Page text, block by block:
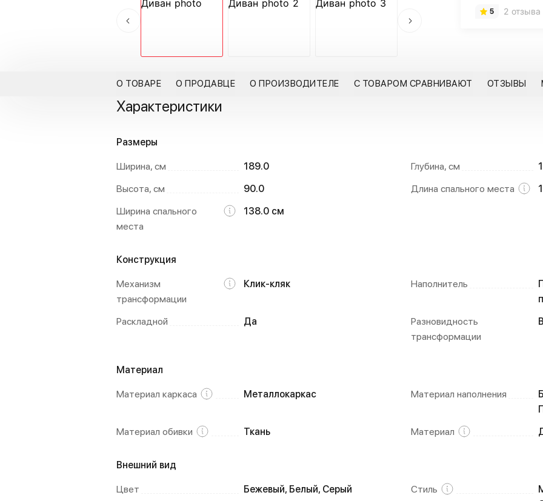
5 2 отзыва
О ТОВАРЕ О ПРОДАВЦЕ О ПРОИЗВОДИТЕЛЕ С ТОВАРОМ СРАВНИВАЮТ ОТЗЫВЫ
Характеристики
Размеры
Ширина, см 189.0 Глубина, см
Высота, см
90.0 Длина спального места
Ширина спального
места
138.0 см
Конструкция
Механизм
трансформации
Клик-кляк Наполнитель
Раскладной
Да
Разновидность
трансформации
Материал
Материал каркаса Металлокаркас Материал наполнения
Материал обивки
Ткань Материал
Внешний вид
Цвет Бежевый, Белый, Серый Стиль